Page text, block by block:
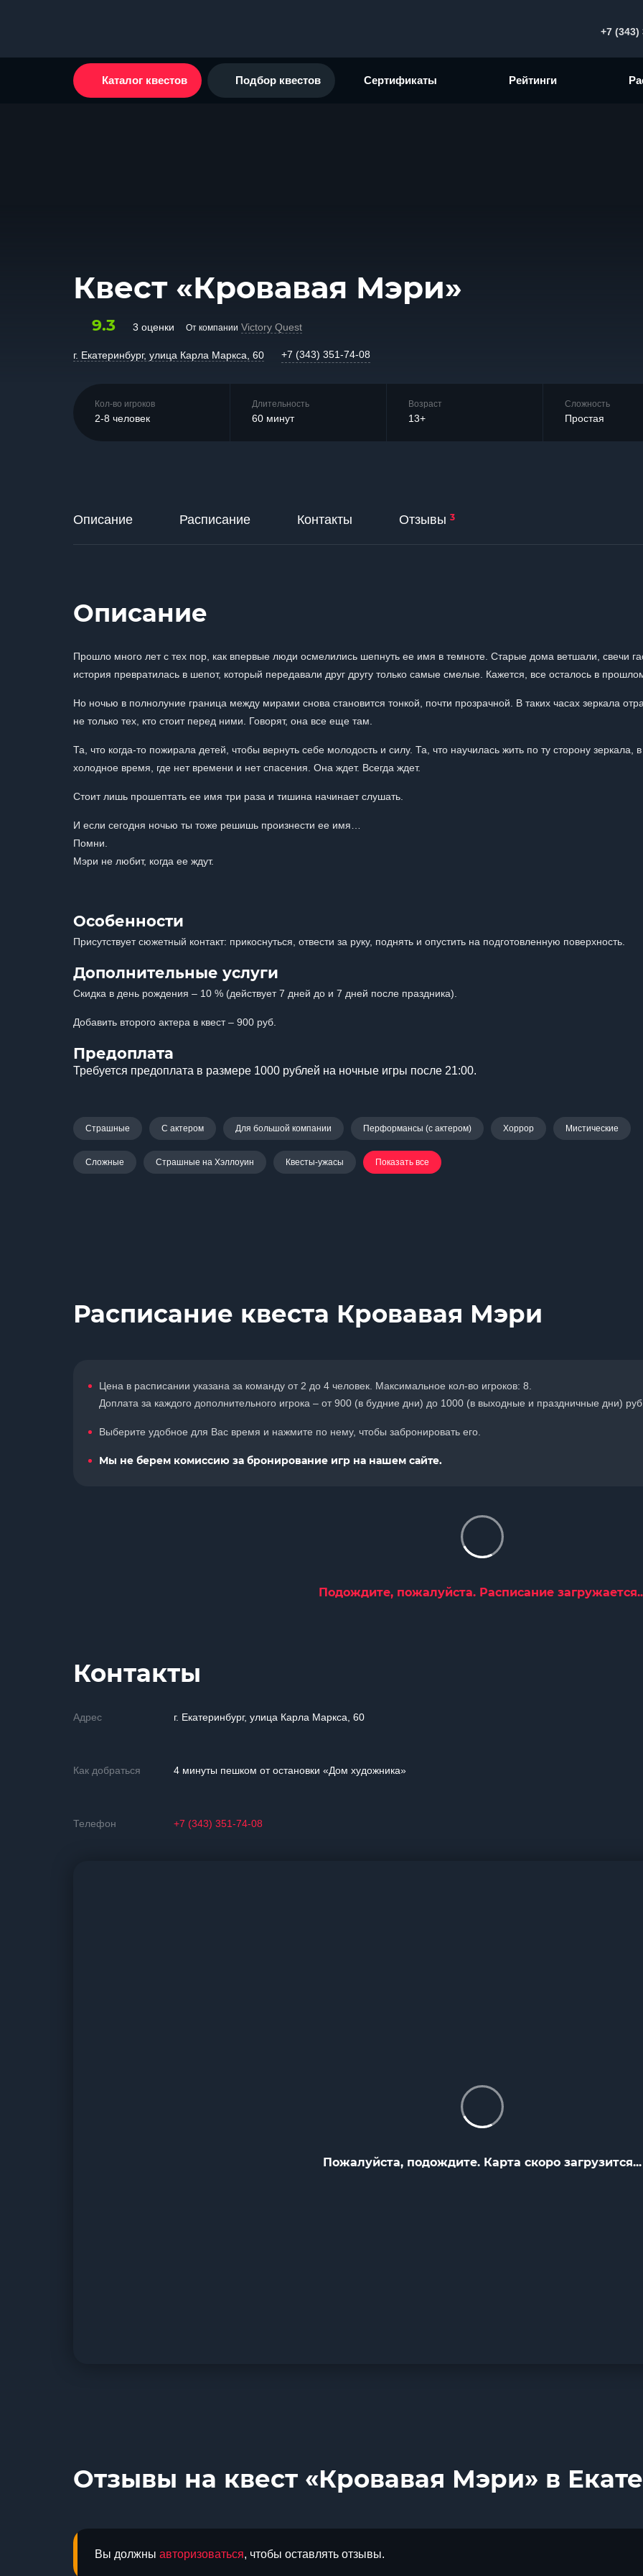
+7 (343)
Каталог квестов Подбор квестов Сертификаты Рейтинги
Квест «Кровавая Мэри»
9.3 3 оценки От компании Victory Quest
г. Екатеринбург, улица Карла Маркса, 60 +7 (343) 351-74-08
Кол-во игроков
2-8 человек
Длительность
60 минут
Возраст
13+
Сложность
Простая
Описание Расписание Контакты Отзывы 3
Описание
Прошло много лет с тех пор, как впервые люди осмелились шепнуть ее имя в темноте. Старые дома ветшали, свечи
история превратилась в шепот, который передавали друг другу только самые смелые. Кажется, все осталось в
Но ночью в полнолуние граница между мирами снова становится тонкой, почти прозрачной. В таких часах зеркала
не только тех, кто стоит перед ними. Говорят, она все еще там.
Та, что когда-то пожирала детей, чтобы вернуть себе молодость и силу. Та, что научилась жить по ту сторону зеркала, в
холодное время, где нет времени и нет спасения. Она ждет. Всегда ждет.
Стоит лишь прошептать ее имя три раза и тишина начинает слушать.
И если сегодня ночью ты тоже решишь произнести ее имя…
Помни.
Мэри не любит, когда ее ждут.
Особенности
Присутствует сюжетный контакт: прикоснуться, отвести за руку, поднять и опустить на подготовленную поверхность.
Дополнительные услуги
Скидка в день рождения – 10 % (действует 7 дней до и 7 дней после праздника).
Добавить второго актера в квест – 900 руб.
Предоплата
Требуется предоплата в размере 1000 рублей на ночные игры после 21:00.
Страшные С актером Для большой компании Перформансы (с актером) Хоррор Мистические
Сложные Страшные на Хэллоуин Квесты-ужасы Показать все
Расписание квеста Кровавая Мэри
Цена в расписании указана за команду от 2 до 4 человек. Максимальное кол-во игроков: 8.
Доплата за каждого дополнительного игрока – от 900 (в будние дни) до 1000 (в выходные и праздничные дни)
Выберите удобное для Вас время и нажмите по нему, чтобы забронировать его.
Мы не берем комиссию за бронирование игр на нашем сайте.
Подождите, пожалуйста. Расписание
Контакты
Адрес г. Екатеринбург, улица Карла Маркса, 60
Как добраться 4 минуты пешком от остановки «Дом художника»
Телефон +7 (343) 351-74-08
Пожалуйста, подождите. Карта скоро загрузится...
Отзывы на квест «Кровавая Мэри» в
Вы должны авторизоваться, чтобы оставлять отзывы.